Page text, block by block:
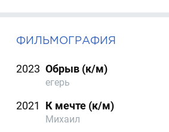
ФИЛЬМОГРАФИЯ
2023 Обрыв (к/м)
егерь
2021 К мечте (к/м)
Михаил